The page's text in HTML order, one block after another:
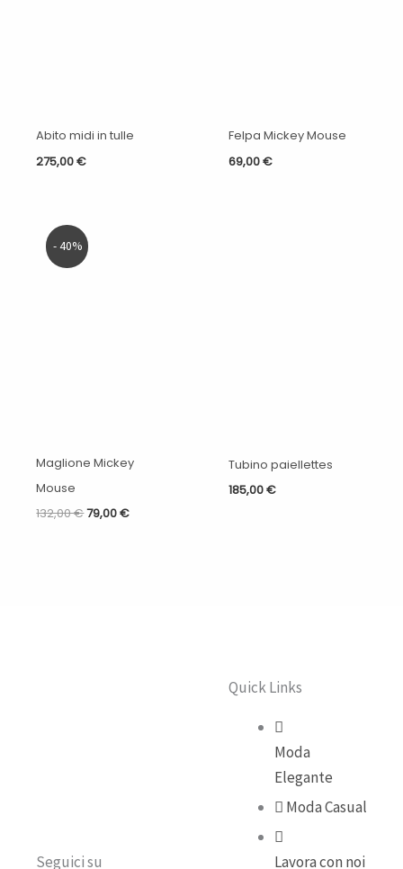
Abito midi in tulle
275,00€
Felpa Mickey Mouse
69,00€
- 40%
Maglione Mickey
Mouse
132,00€
Il
prezzo
79,00€
Tubino paiellettes
185,00€
Seguici su
Quick Links
Moda
Elegante
Moda Casual
Lavora con noi